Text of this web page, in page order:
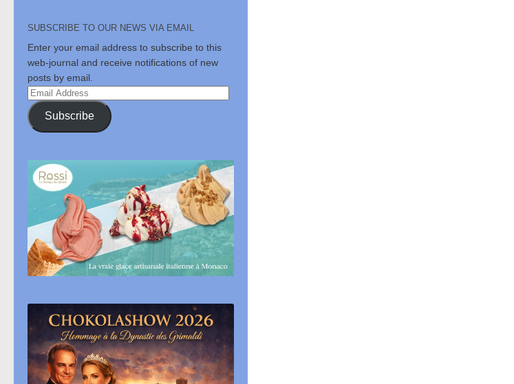
SUBSCRIBE TO OUR NEWS VIA EMAIL
Enter your email address to subscribe to this
web-journal and receive notifications of new
posts by email.
Email
Address
Subscribe